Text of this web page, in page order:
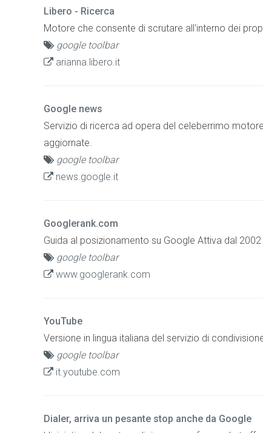
Libero - Ricerca
Motore che consente di scrutare all'interno dei
google toolbar
arianna.libero.it
Google news
Servizio di ricerca ad opera del celeberrimo
aggiornate.
google toolbar
news.google.it
Googlerank.com
Guida al posizionamento su Google Attiva dal
google toolbar
www.googlerank.com
YouTube
Versione in lingua italiana del servizio di
google toolbar
it.youtube.com
Dialer, arriva un pesante stop anche da Google